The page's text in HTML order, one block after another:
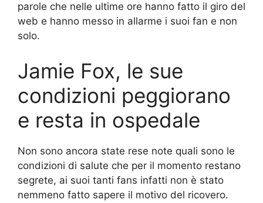
parole che nelle ultime ore hanno fatto il giro del
web e hanno messo in allarme i suoi fan e non
solo.
Jamie Fox, le sue
condizioni peggiorano
e resta in ospedale
Non sono ancora state rese note quali sono le
condizioni di salute che per il momento restano
segrete, ai suoi tanti fans infatti non è stato
nemmeno fatto sapere il motivo del ricovero.